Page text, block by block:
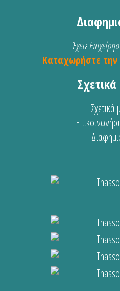
Έχετε
Καταχωρήστε την
Σχετικά